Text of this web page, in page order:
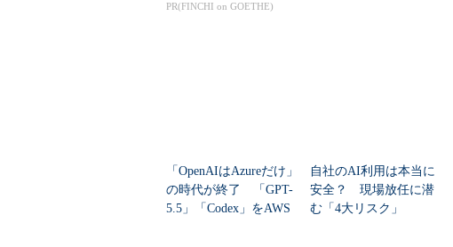
PR(FINCHI on GOETHE)
「OpenAIはAzureだけ」
の時代が終了 「GPT-
5.5」「Codex」をAWS
自社のAI利用は本当に
安全？ 現場放任に潜
む「4大リスク」